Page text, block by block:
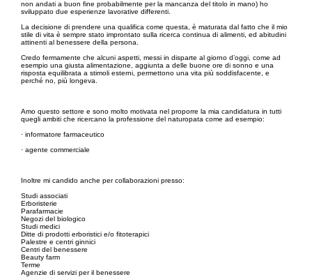
non andati a buon fine probabilmente per la mancanza del titolo in mano) ho
sviluppato due esperienze lavorative differenti.
La decisione di prendere una qualifica come questa, è maturata dal fatto che il mio
stile di vita è sempre stato improntato sulla ricerca continua di alimenti, ed abitudini
attinenti al benessere della persona.
Credo fermamente che alcuni aspetti, messi in disparte al giorno d’oggi, come ad
esempio una giusta alimentazione, aggiunta a delle buone ore di sonno e una
risposta equilibrata a stimoli esterni, permettono una vita più soddisfacente, e
perché no, più longeva.
Amo questo settore e sono molto motivata nel proporre la mia candidatura in tutti
quegli ambiti che ricercano la professione del naturopata come ad esempio:
· informatore farmaceutico
· agente commerciale
Inoltre mi candido anche per collaborazioni presso:
Studi associati
Erboristerie
Parafarmacie
Negozi del biologico
Studi medici
Ditte di prodotti erboristici e/o fitoterapici
Palestre e centri ginnici
Centri del benessere
Beauty farm
Terme
Agenzie di servizi per il benessere